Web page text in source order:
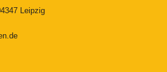
Leipzig